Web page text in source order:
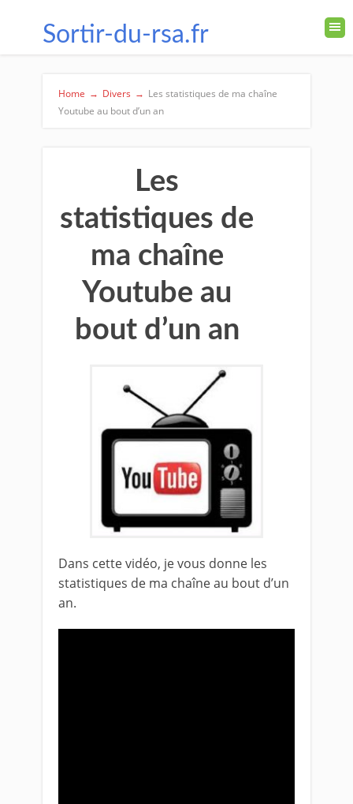
Sortir-du-rsa.fr
Home → Divers → Les statistiques de ma chaîne
Youtube au bout d’un an
Les
statistiques de
ma chaîne
Youtube au
bout d’un an
Dans cette vidéo, je vous donne les
statistiques de ma chaîne au bout d’un
an.